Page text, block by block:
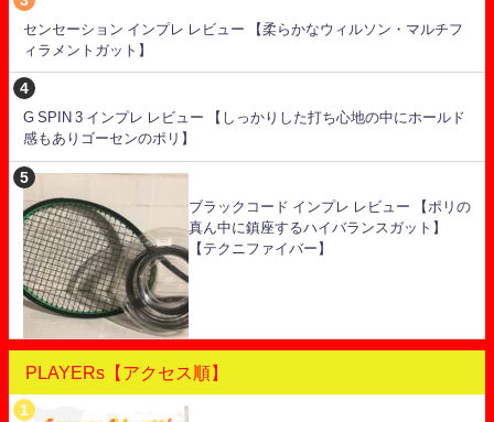
センセーション インプレ レビュー 【柔らかなウィルソン・マルチフ
ィラメントガット】
G SPIN 3 インプレ レビュー 【しっかりした打ち心地の中にホールド
感もありゴーセンのポリ】
ブラックコード インプレ レビュー 【ポリの
真ん中に鎮座するハイバランスガット】
【テクニファイバー】
PLAYERs【アクセス順】